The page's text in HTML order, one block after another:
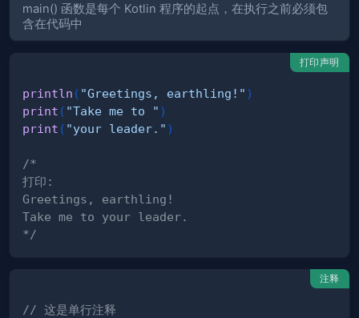
main() 函数是每个 Kotlin 程序的起点，在执行之前必须包
含在代码中
打印声明
println ( "Greetings, earthling!" )
print ( "Take me to " )
print ( "your leader." )
*/
注释
// 这是单行注释